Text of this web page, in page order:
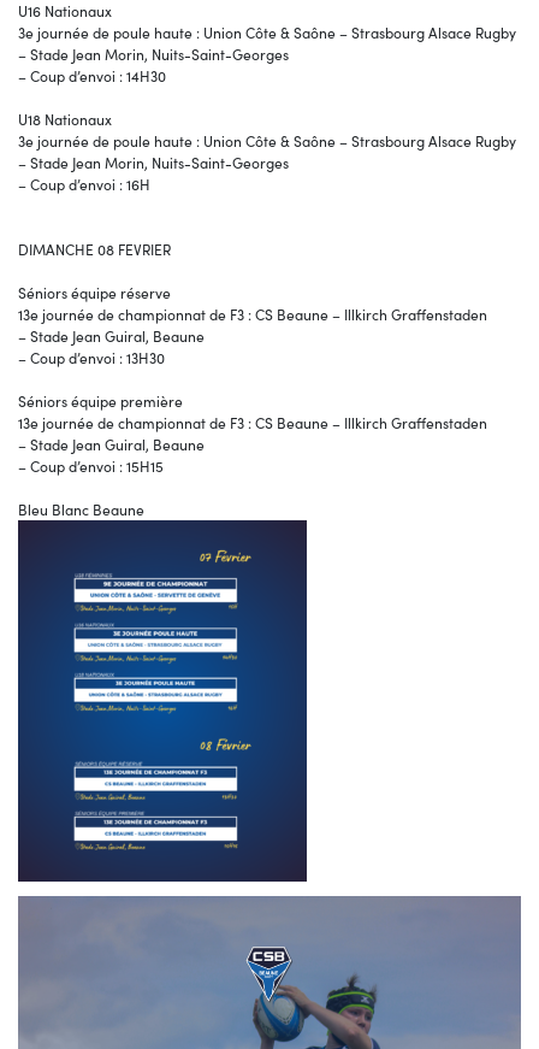
U16 Nationaux
3e journée de poule haute : Union Côte & Saône – Strasbourg Alsace Rugby
– Stade Jean Morin, Nuits-Saint-Georges
– Coup d’envoi : 14H30
U18 Nationaux
3e journée de poule haute : Union Côte & Saône – Strasbourg Alsace Rugby
– Stade Jean Morin, Nuits-Saint-Georges
– Coup d’envoi : 16H
DIMANCHE 08 FEVRIER
Séniors équipe réserve
13e journée de championnat de F3 : CS Beaune – Illkirch Graffenstaden
– Stade Jean Guiral, Beaune
– Coup d’envoi : 13H30
Séniors équipe première
13e journée de championnat de F3 : CS Beaune – Illkirch Graffenstaden
– Stade Jean Guiral, Beaune
– Coup d’envoi : 15H15
Bleu Blanc Beaune